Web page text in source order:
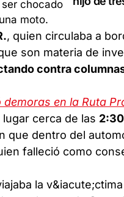
, quien circulaba a
son materia de
contra
en la Ruta
lugar cerca de las
que dentro del
falleció como